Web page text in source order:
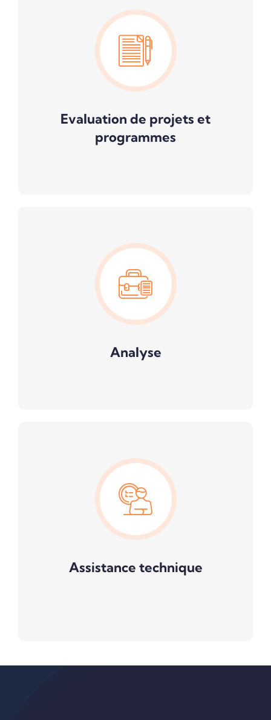
Evaluation de projets et
programmes
Analyse
Assistance technique